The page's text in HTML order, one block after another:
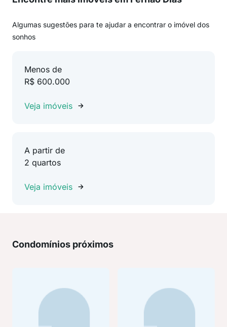
Algumas sugestões para te ajudar a encontrar o imóvel dos
sonhos
Menos de
R$ 600.000
Veja imóveis
A partir de
2 quartos
Veja imóveis
Condomínios próximos